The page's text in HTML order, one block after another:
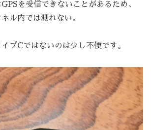
を受信できないことがあるため、
ル内では測れない。
プCではないのは少し不便です。